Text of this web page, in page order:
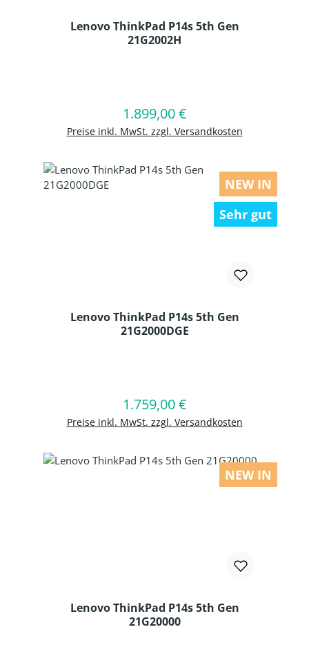
Lenovo ThinkPad P14s 5th Gen
21G2002H
Regulärer Preis:
1.899,00 €
Preise inkl. MwSt. zzgl. Versandkosten
In den Warenkorb
NEW IN
Sehr gut
Lenovo ThinkPad P14s 5th Gen
21G2000DGE
Regulärer Preis:
1.759,00 €
Preise inkl. MwSt. zzgl. Versandkosten
In den Warenkorb
NEW IN
Lenovo ThinkPad P14s 5th Gen
21G20000